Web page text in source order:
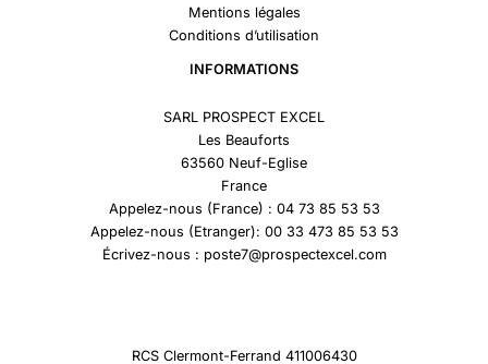
Mentions légales
Conditions d’utilisation
INFORMATIONS
SARL PROSPECT EXCEL
Les Beauforts
63560 Neuf-Eglise
France
Appelez-nous (France) : 04 73 85 53 53
Appelez-nous (Etranger): 00 33 473 85 53 53
Écrivez-nous : poste7@prospectexcel.com
RCS Clermont-Ferrand 411006430